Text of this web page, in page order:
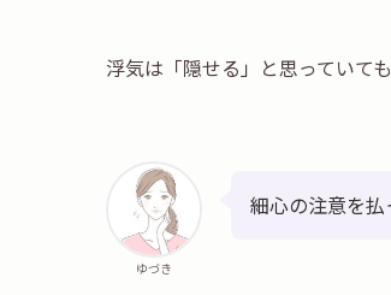
浮気は「隠せる」と思っていても
ゆづき
細心の注意を払